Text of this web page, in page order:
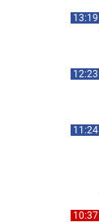
13:19
12:23
11:24
10:37